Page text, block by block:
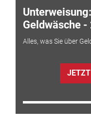
Geldwäsche -
Alles, was Sie über
JETZT